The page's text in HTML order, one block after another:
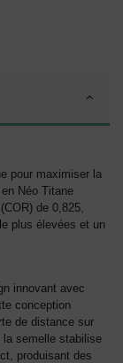
pour maximiser la
Néo Titane
de 0,825,
plus élevées et un
innovant avec
conception
de distance sur
la semelle stabilise
produisant des